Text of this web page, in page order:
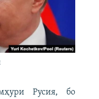
Русия, бо